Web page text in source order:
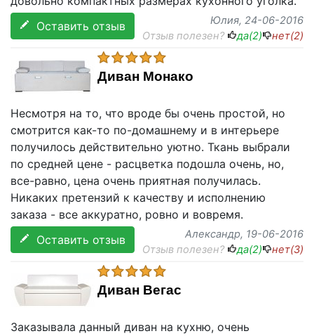
Оставить отзыв
Юлия, 24-06-2016
Отзыв полезен?
да(2) нет(2)
Диван Монако
Несмотря на то, что вроде бы очень простой, но
смотрится как-то по-домашнему и в интерьере
получилось действительно уютно. Ткань выбрали
по средней цене - расцветка подошла очень, но,
все-равно, цена очень приятная получилась.
Никаких претензий к качеству и исполнению
заказа - все аккуратно, ровно и вовремя.
Оставить отзыв
Александр, 19-06-2016
Отзыв полезен?
да(2) нет(3)
Диван Вегас
Заказывала данный диван на кухню, очень